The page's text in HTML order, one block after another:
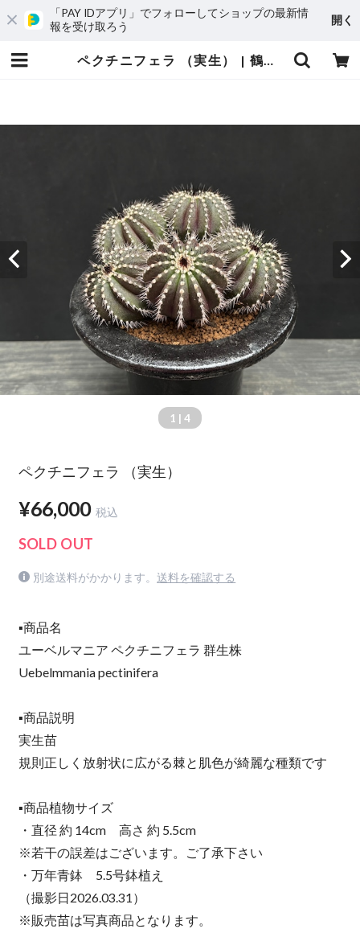
「PAY IDアプリ」でフォローしてショップの最新情
報を受け取ろう
開く
ペクチニフェラ （実生） | 鶴仙園
1 | 4
ペクチニフェラ （実生）
¥66,000 税込
SOLD OUT
別途送料がかかります。 送料を確認する
▪️商品名
ユーベルマニア ペクチニフェラ 群生株
Uebelmmania pectinifera
▪️商品説明
実生苗
規則正しく放射状に広がる棘と肌色が綺麗な種類です
▪️商品植物サイズ
・直径 約 14cm 高さ 約 5.5cm
※若干の誤差はございます。ご了承下さい
・万年青鉢 5.5号鉢植え
（撮影日2026.03.31）
※販売苗は写真商品となります。